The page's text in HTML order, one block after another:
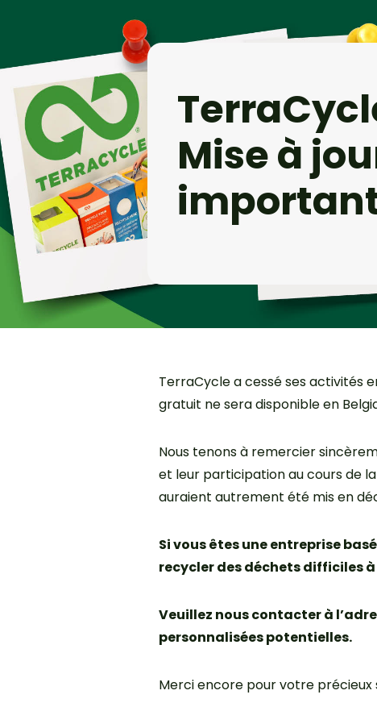
Mise à
TerraCycle a cessé ses activités
gratuit ne sera disponible en
Nous tenons à remercier
et leur participation au cours de
auraient autrement été mis en
Si vous êtes une entreprise
recycler des déchets difficiles
Veuillez nous contacter à
personnalisées potentielles.
Merci encore pour votre précieux